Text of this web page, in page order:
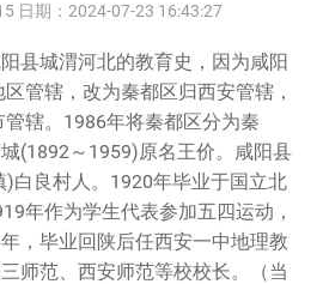
日期：2024-07-23 16:43:27
县城渭河北的教育史，因为咸阳
管辖，改为秦都区归西安管辖，
辖。1986年将秦都区分为秦
(1892～1959)原名王价。咸阳县
)白良村人。1920年毕业于国立北
年作为学生代表参加五四运动，
，毕业回陕后任西安一中地理教
师范、西安师范等校校长。（当